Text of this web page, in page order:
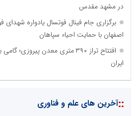
در مشهد مقدس
برگزاری جام فینال فوتسال یادواره
اصفهان با حمایت احیاء سپاهان
افتتاح تراز ۳۹۰ متری معدن
ایران
::آخرین های علم و فناوری